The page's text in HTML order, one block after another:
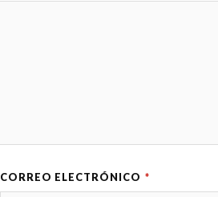
CORREO ELECTRÓNICO *